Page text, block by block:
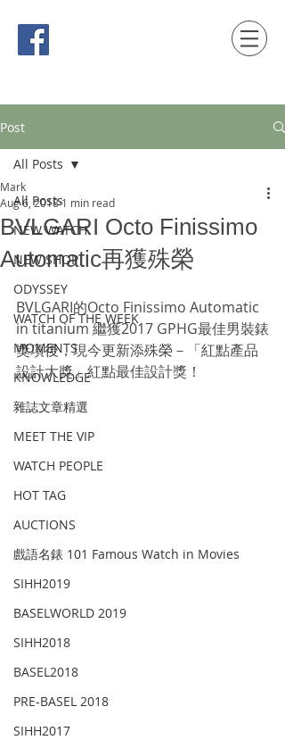
Post
All Posts
NEW WATCH
NEW SHOP
ODYSSEY
WATCH OF THE WEEK
MOMENTS
KNOWLEDGE
雜誌文章精選
MEET THE VIP
WATCH PEOPLE
HOT TAG
AUCTIONS
戲語名錶 101 Famous Watch in Movies
SIHH2019
BASELWORLD 2019
SIHH2018
BASEL2018
PRE-BASEL 2018
SIHH2017
All Posts
BVLGARI Octo Finissimo
Automatic再獲殊榮
Mark
Aug 6, 20181 min read
BVLGARI的Octo Finissimo Automatic
in titanium 繼獲2017 GPHG最佳男裝錶
獎項後，現今更新添殊榮－「紅點產品
設計大獎」紅點最佳設計獎！